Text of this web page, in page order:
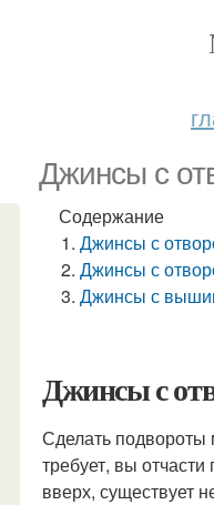
Джинсы с
Содержание
Джинсы с
Джинсы с
Джинсы с
Джинсы с
Сделать подвороты
требует, вы
вверх, существует